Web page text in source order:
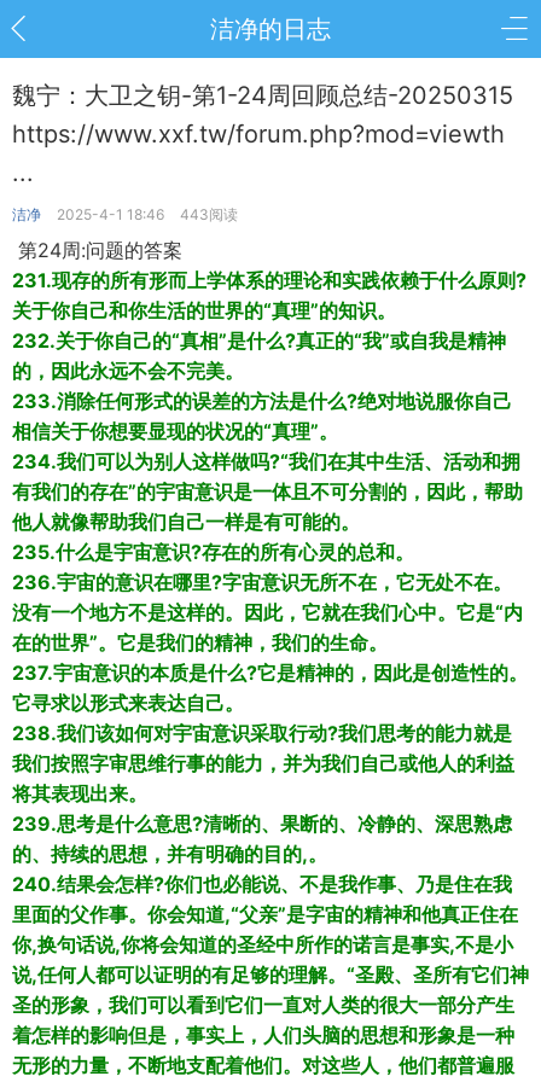
洁净的日志
魏宁：大卫之钥-第1-24周回顾总结-20250315
https://www.xxf.tw/forum.php?mod=viewth
...
洁净 2025-4-1 18:46 443阅读
第24周:问题的答案
231.现存的所有形而上学体系的理论和实践依赖于什么原则?
关于你自己和你生活的世界的“真理”的知识。
232.关于你自己的“真相”是什么?真正的“我”或自我是精神
的，因此永远不会不完美。
233.消除任何形式的误差的方法是什么?绝对地说服你自己
相信关于你想要显现的状况的“真理”。
234.我们可以为别人这样做吗?“我们在其中生活、活动和拥
有我们的存在”的宇宙意识是一体且不可分割的，因此，帮助
他人就像帮助我们自己一样是有可能的。
235.什么是宇宙意识?存在的所有心灵的总和。
236.宇宙的意识在哪里?字宙意识无所不在，它无处不在。
没有一个地方不是这样的。因此，它就在我们心中。它是“内
在的世界”。它是我们的精神，我们的生命。
237.宇宙意识的本质是什么?它是精神的，因此是创造性的。
它寻求以形式来表达自己。
238.我们该如何对宇宙意识采取行动?我们思考的能力就是
我们按照字审思维行事的能力，并为我们自己或他人的利益
将其表现出来。
239.思考是什么意思?清晰的、果断的、冷静的、深思熟虑
的、持续的思想，并有明确的目的,。
240.结果会怎样?你们也必能说、不是我作事、乃是住在我
里面的父作事。你会知道,“父亲”是字宙的精神和他真正住在
你,换句话说,你将会知道的圣经中所作的诺言是事实,不是小
说,任何人都可以证明的有足够的理解。“圣殿、圣所有它们神
圣的形象，我们可以看到它们一直对人类的很大一部分产生
着怎样的影响但是，事实上，人们头脑的思想和形象是一种
无形的力量，不断地支配着他们。对这些人，他们都普遍服